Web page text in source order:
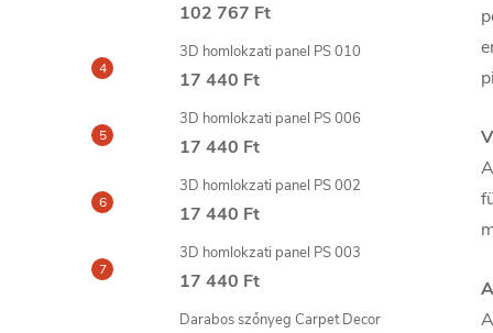
102 767 Ft
3D homlokzati panel PS 010
17 440 Ft
3D homlokzati panel PS 006
17 440 Ft
3D homlokzati panel PS 002
17 440 Ft
3D homlokzati panel PS 003
17 440 Ft
Darabos szőnyeg Carpet Decor